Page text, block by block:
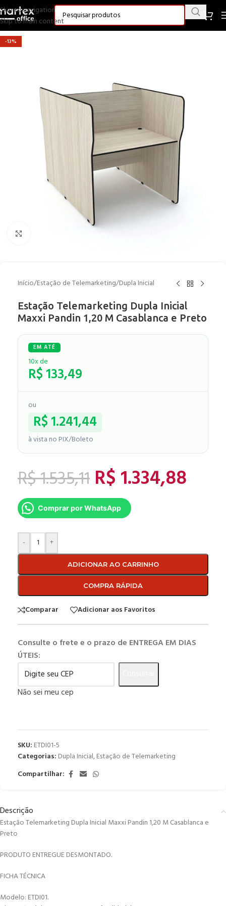
Skip to navigation
Skip to main content
-13%
Início/Estação de Telemarketing/Dupla Inicial
Estação Telemarketing Dupla Inicial
Maxxi Pandin 1,20 M Casablanca e Preto
10x de
R$133,49
ou
R$1.241,44
à vista no PIX/Boleto
R$1.535,11 R$1.334,88
Comprar por WhatsApp
- +
ADICIONAR AO CARRINHO
COMPRA RÁPIDA
Comparar Adicionar aos Favoritos
Consulte o frete e o prazo de ENTREGA EM DIAS
ÚTEIS:
Não sei meu cep
SKU: ETDI01-5
Categorias: Dupla Inicial,Estação de Telemarketing
Compartilhar:
Descrição
Estação Telemarketing Dupla Inicial Maxxi Pandin 1,20 M Casablanca e
Preto
PRODUTO ENTREGUE DESMONTADO.
FICHA TÉCNICA
Modelo: ETDI01.